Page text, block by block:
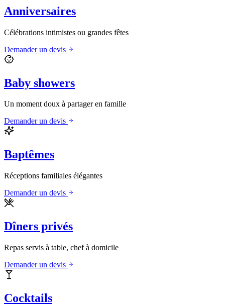
Anniversaires
Célébrations intimistes ou grandes fêtes
Demander un devis
Baby showers
Un moment doux à partager en famille
Demander un devis
Baptêmes
Réceptions familiales élégantes
Demander un devis
Dîners privés
Repas servis à table, chef à domicile
Demander un devis
Cocktails